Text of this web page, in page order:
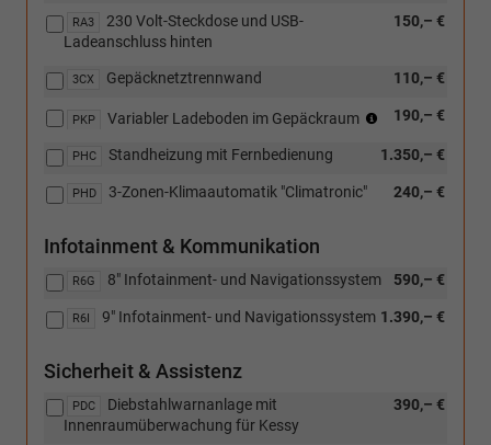
RA3 150,– €
230 Volt-Steckdose und USB-
Ladeanschluss hinten
3CX 110,– €
Gepäcknetztrennwand
PKP 190,– €
Variabler Ladeboden im Gepäckraum
(Nicht
Verbindung
[W5K]
[PJA]
nicht
PHC 1.350,– €
Standheizung mit Fernbedienung
PHD 240,– €
3-Zonen-Klimaautomatik "Climatronic"
Infotainment & Kommunikation
R6G 590,– €
8" Infotainment- und Navigationssystem
R6I 1.390,– €
9" Infotainment- und Navigationssystem
Sicherheit & Assistenz
PDC 390,– €
Diebstahlwarnanlage mit
Innenraumüberwachung für Kessy